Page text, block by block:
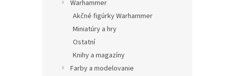
Warhammer
Akčné figúrky Warhammer
Miniatúry a hry
Ostatní
Knihy a magazíny
Farby a modelovanie